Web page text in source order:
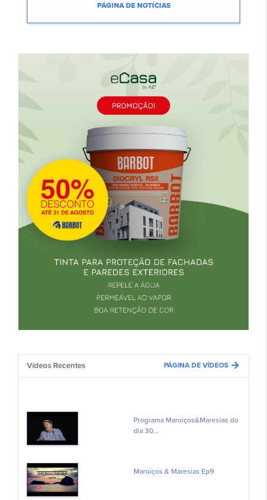
PÁGINA DE NOTÍCIAS
Vídeos Recentes PÁGINA DE VÍDEOS arrow_forward
Programa Maroiços&Maresias do
dia 30...
Maroiços & Maresias Ep9